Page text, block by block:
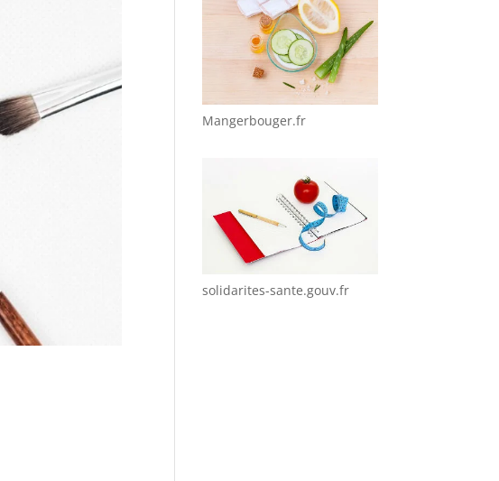
Mangerbouger.fr
solidarites-sante.gouv.fr